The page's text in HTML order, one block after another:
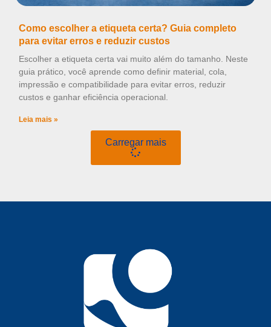
Como escolher a etiqueta certa? Guia completo
para evitar erros e reduzir custos
Escolher a etiqueta certa vai muito além do tamanho. Neste
guia prático, você aprende como definir material, cola,
impressão e compatibilidade para evitar erros, reduzir
custos e ganhar eficiência operacional.
Leia mais »
Carregar mais